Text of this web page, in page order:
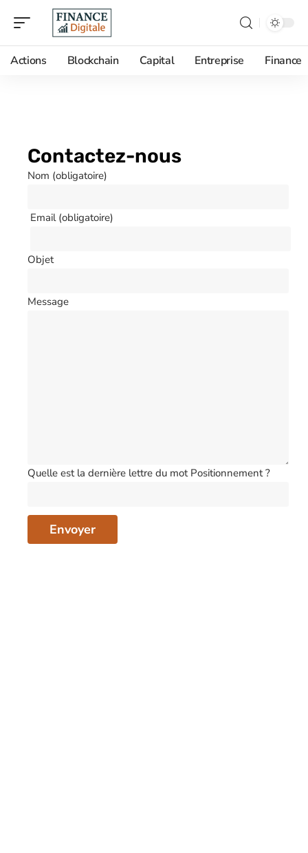
Actions Blockchain Capital Entreprise Finance
Contactez-nous
Nom (obligatoire)
Email (obligatoire)
Objet
Message
Quelle est la dernière lettre du mot Positionnement ?